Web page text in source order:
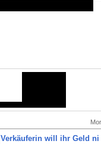
Verkäuferin will ihr Geld ni